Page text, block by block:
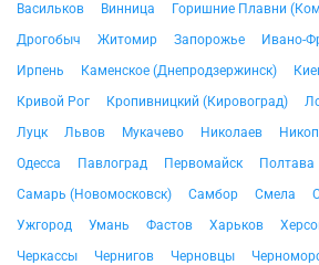
Васильков
Винница Горишние Плавни
Дрогобыч
Житомир Запорожье Ивано-
Ирпень
Каменское (Днепродзержинск)
Кривой Рог
Кропивницкий (Кировоград)
Луцк
Львов Мукачево Николаев
Одесса
Павлоград Первомайск Полтава
Самарь (Новомосковск)
Самбор Смела
Ужгород
Умань Фастов Харьков
Черкассы
Чернигов Черновцы